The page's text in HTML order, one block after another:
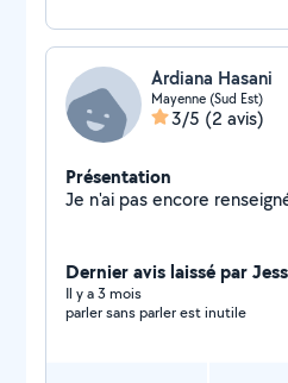
Ardiana Hasani
Mayenne (Sud Est)
3/5 (2 avis)
Présentation
Dernier avis laissé par
Il y a 3 mois
parler sans parler est inutile